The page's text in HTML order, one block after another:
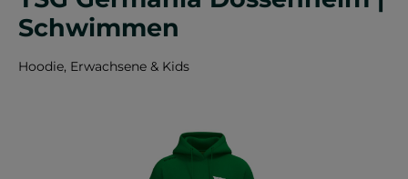
Schwimmen
Hoodie, Erwachsene & Kids